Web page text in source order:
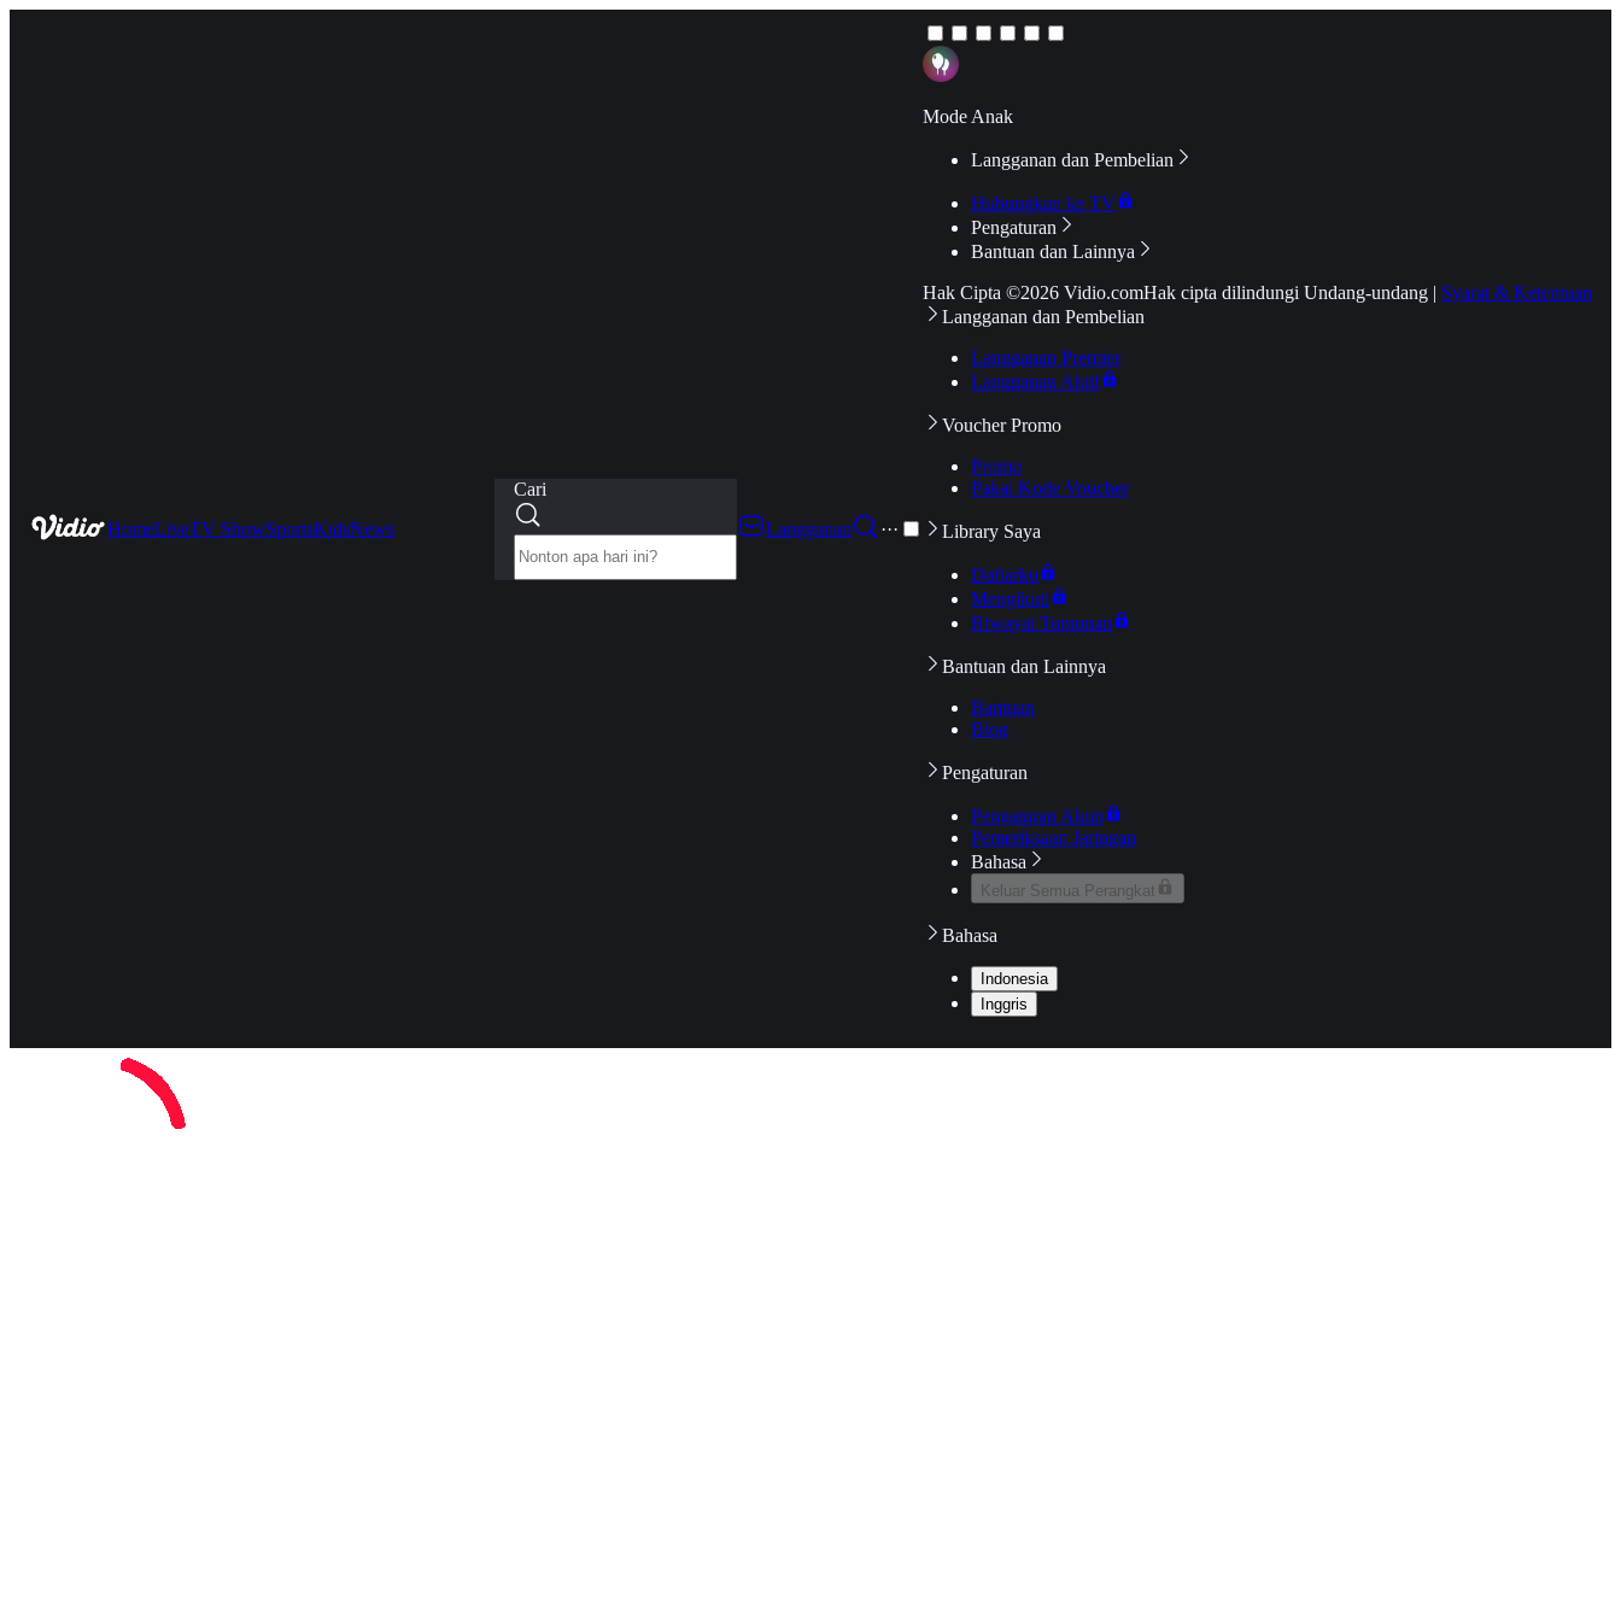
HomeLiveTV ShowSportsKidsNews
Cari
Langganan
···
Mode Anak
Langganan dan Pembelian
Hubungkan ke TV
Pengaturan
Bantuan dan Lainnya
Hak Cipta ©2026 Vidio.comHak cipta dilindungi Undang-undang | Syarat & Ketentuan
Langganan dan Pembelian
Langganan Premier
Langganan Aktif
Voucher Promo
Promo
Pakai Kode Voucher
Library Saya
Daftarku
Mengikuti
Riwayat Tontonan
Bantuan dan Lainnya
Bantuan
Blog
Pengaturan
Pengaturan Akun
Pemeriksaan Jaringan
Bahasa
Keluar Semua Perangkat
Bahasa
Indonesia
Inggris